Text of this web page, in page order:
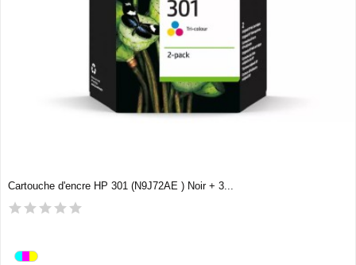
Cartouche d'encre HP 301 (N9J72AE ) Noir + 3...